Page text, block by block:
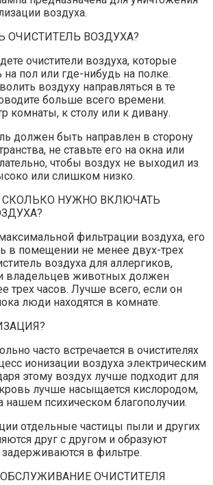
воздуха.
ОЧИСТИТЕЛЬ ВОЗДУХА?
очистители воздуха, которые
пол или где-нибудь на полке.
воздуху направляться в те
больше всего времени.
комнаты, к столу или к дивану.
должен быть направлен в сторону
не ставьте его на окна или
чтобы воздух не выходил из
или слишком низко.
СКОЛЬКО НУЖНО ВКЛЮЧАТЬ
фильтрации воздуха, его
в помещении не менее двух-трех
воздуха для аллергиков,
владельцев животных должен
трех часов. Лучше всего, если он
люди находятся в комнате.
часто встречается в очистителях
ионизации воздуха электрическим
этому воздух лучше подходит для
лучше насыщается кислородом,
нашем психическом благополучии.
отдельные частицы пыли и других
друг с другом и образуют
задерживаются в фильтре.
ОЧИСТИТЕЛЯ